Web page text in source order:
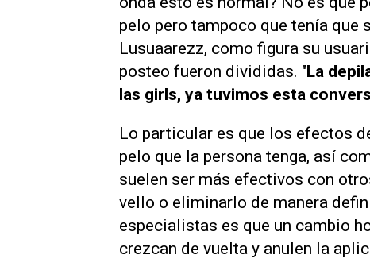
pelo pero tampoco que tenía que
Lusuaarezz, como figura su
posteo fueron divididas. "La
las girls, ya tuvimos esta
Lo particular es que los efectos
pelo que la persona tenga, así
suelen ser más efectivos con
vello o eliminarlo de manera
especialistas es que un cambio
crezcan de vuelta y anulen la